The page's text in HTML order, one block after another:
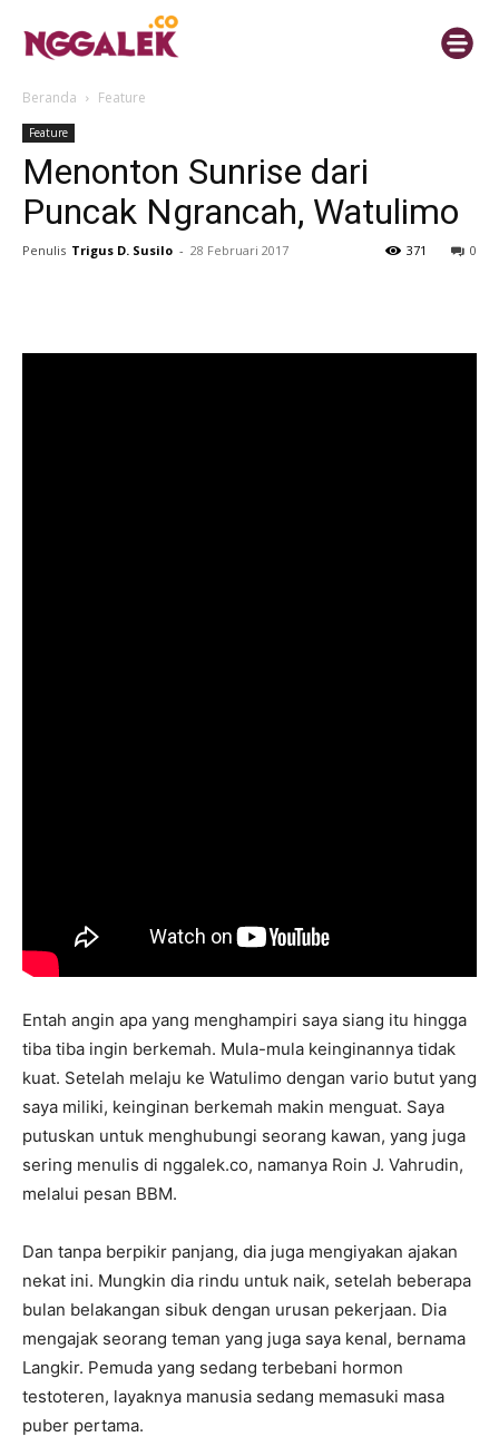
Beranda Feature
Feature
Menonton Sunrise dari
Puncak Ngrancah, Watulimo
Penulis Trigus D. Susilo - 28 Februari 2017 0
371
Entah angin apa yang menghampiri saya siang itu hingga
tiba tiba ingin berkemah. Mula-mula keinginannya tidak
kuat. Setelah melaju ke Watulimo dengan vario butut yang
saya miliki, keinginan berkemah makin menguat. Saya
putuskan untuk menghubungi seorang kawan, yang juga
sering menulis di nggalek.co, namanya Roin J. Vahrudin,
melalui pesan BBM.
Dan tanpa berpikir panjang, dia juga mengiyakan ajakan
nekat ini. Mungkin dia rindu untuk naik, setelah beberapa
bulan belakangan sibuk dengan urusan pekerjaan. Dia
mengajak seorang teman yang juga saya kenal, bernama
Langkir. Pemuda yang sedang terbebani hormon
testoteren, layaknya manusia sedang memasuki masa
puber pertama.